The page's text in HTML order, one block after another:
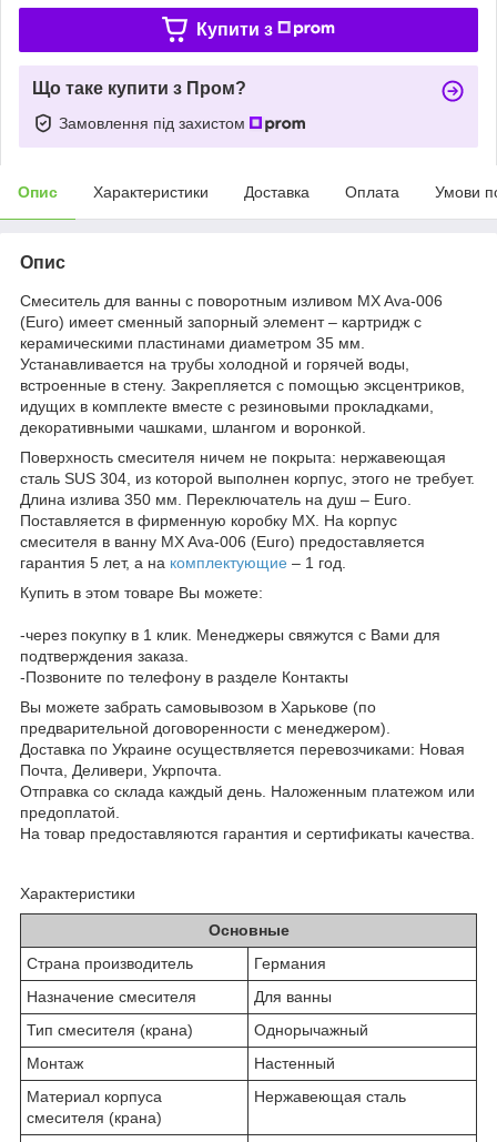
Купити з
Що таке купити з Пром?
Замовлення під захистом
Опис Характеристики Доставка Оплата Умови
Опис
Смеситель для ванны с поворотным изливом MX Ava-006
(Euro) имеет сменный запорный элемент – картридж с
керамическими пластинами диаметром 35 мм.
Устанавливается на трубы холодной и горячей воды,
встроенные в стену. Закрепляется с помощью эксцентриков,
идущих в комплекте вместе с резиновыми прокладками,
декоративными чашками, шлангом и воронкой.
Поверхность смесителя ничем не покрыта: нержавеющая
сталь SUS 304, из которой выполнен корпус, этого не требует.
Длина излива 350 мм. Переключатель на душ – Euro.
Поставляется в фирменную коробку MX. На корпус
смесителя в ванну MX Ava-006 (Euro) предоставляется
гарантия 5 лет, а на комплектующие – 1 год.
Купить в этом товаре Вы можете:
-через покупку в 1 клик. Менеджеры свяжутся с Вами для
подтверждения заказа.
-Позвоните по телефону в разделе Контакты
Вы можете забрать самовывозом в Харькове (по
предварительной договоренности с менеджером).
Доставка по Украине осуществляется перевозчиками: Новая
Почта, Деливери, Укрпочта.
Отправка со склада каждый день. Наложенным платежом или
предоплатой.
На товар предоставляются гарантия и сертификаты качества.
Характеристики
Основные
Страна производитель
Германия
Назначение смесителя
Для ванны
Тип смесителя (крана)
Однорычажный
Монтаж
Настенный
Материал корпуса
смесителя (крана)
Нержавеющая сталь